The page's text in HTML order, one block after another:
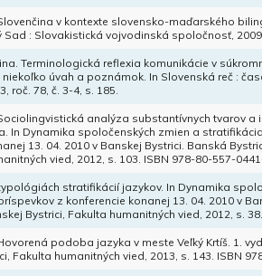
v kontexte slovensko-maďarského
Sad : Slovakistická vojvodinská spoločnosť,
Terminologická reflexia komunikácie v
úvah a poznámok. In Slovenská reč :
roč. 78, č. 3-4, s. 185.
Sociolingvistická analýza substantívnych tvarov
In Dynamika spoločenských zmien a
13. 04. 2010 v Banskej Bystrici. Banská
vied, 2012, s. 103. ISBN 978-80-557-
stratifikácií jazykov. In Dynamika
z konferencie konanej 13. 04. 2010 v
Bystrici, Fakulta humanitných vied, 2012, s.
podoba jazyka v meste Veľký Krtíš. 1.
Fakulta humanitných vied, 2013, s. 143. ISBN